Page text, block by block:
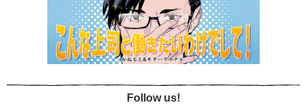
Follow us!